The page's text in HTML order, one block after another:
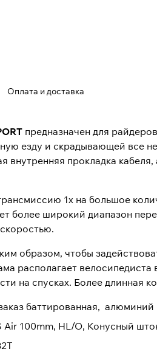
Оплата и доставка
предназначен для
езду и скрадывающей все
внутренняя прокладка
1x на большое
более широкий диапазон
образом, чтобы
располагает
на спусках. Более длинная
баттированная, алюминий
Air 100mm, HL/O, Конусный